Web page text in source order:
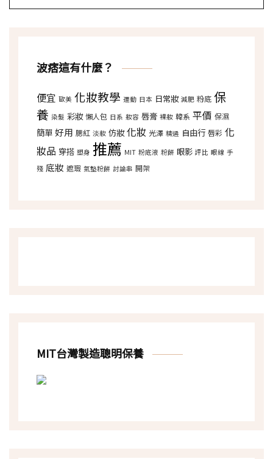
波痞這有什麼？
便宜 歐美 化妝教學 運動 日本 日常妝 減肥 粉底 保
養 染髮 彩妝 懶人包 日系 妝容 唇膏 裸妝 韓系 平價 保濕
簡單 好用 腮紅 淡妝 仿妝 化妝 光澤 精選 自由行 唇彩 化
妝品 穿搭 塑身 推薦 MIT 粉底液 粉餅 眼影 評比 眼線 手
殘 底妝 遮瑕 氣墊粉餅 討論串 開架
MIT台灣製造聰明保養